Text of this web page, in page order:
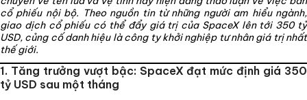
cổ phiếu nội bộ. Theo nguồn tin từ những người am hiểu ngành,
giao dịch cổ phiếu có thể đẩy giá trị của SpaceX lên tới 350 tỷ
USD, củng cố danh hiệu là công ty khởi nghiệp tư nhân giá trị nhất
thế giới.
1. Tăng trưởng vượt bậc: SpaceX đạt mức định giá 350
tỷ USD sau một tháng